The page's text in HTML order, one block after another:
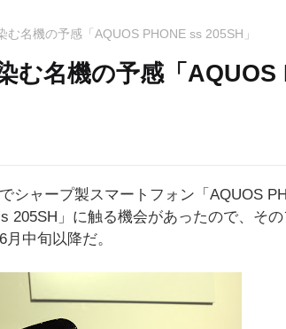
む名機の予感「AQUOS PHONE ss 205SH」
む名機の予感「AQUOS
シャープ製スマートフォン「AQUOS
205SH」に触る機会があったので、そ
中旬以降だ。